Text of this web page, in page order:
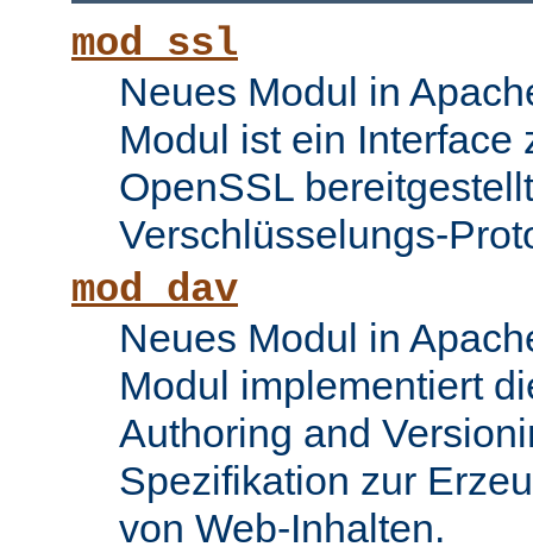
mod_ssl
Neues Modul in
Modul ist ein Interface
OpenSSL
Verschlüsselungs-
mod_dav
Neues Modul in
Modul implementiert
Authoring and
Spezifikation zur
von Web-Inhalten.